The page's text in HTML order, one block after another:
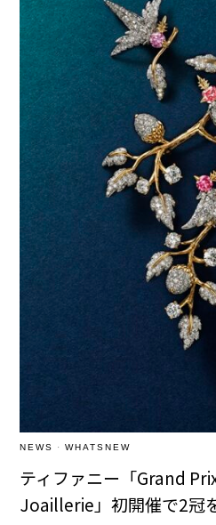
NEWS · WHATSNEW
ティファニー「Grand
Joaillerie」初開催で2冠